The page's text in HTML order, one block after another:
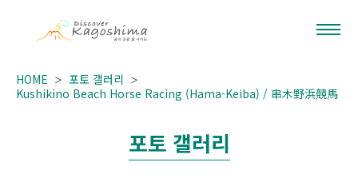
HOME
포토 갤러리
Kushikino Beach Horse Racing (Hama-Keiba) / 串木野浜競馬
포토 갤러리